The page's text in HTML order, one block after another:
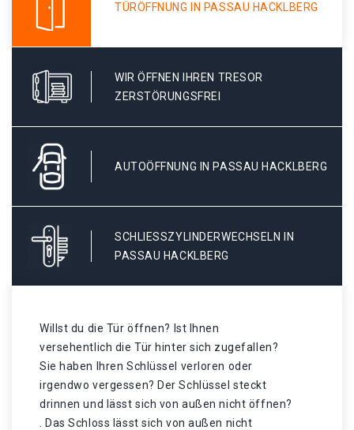
TÜRÖFFNUNG IN PASSAU HACKLBERG
WIR ÖFFNEN IHREN TRESOR
ZERSTÖRUNGSFREI
AUTOÖFFNUNG IN PASSAU HACKLBERG
SCHLIESSZYLINDERWECHSELN IN P
ASSAU HACKLBERG
Willst du die Tür öffnen? Ist Ihnen
versehentlich die Tür hinter sich zugefallen?
Sie haben Ihren Schlüssel verloren oder
irgendwo vergessen? Der Schlüssel steckt
drinnen und lässt sich von außen nicht öffnen?
. Das Schloss lässt sich von außen nicht